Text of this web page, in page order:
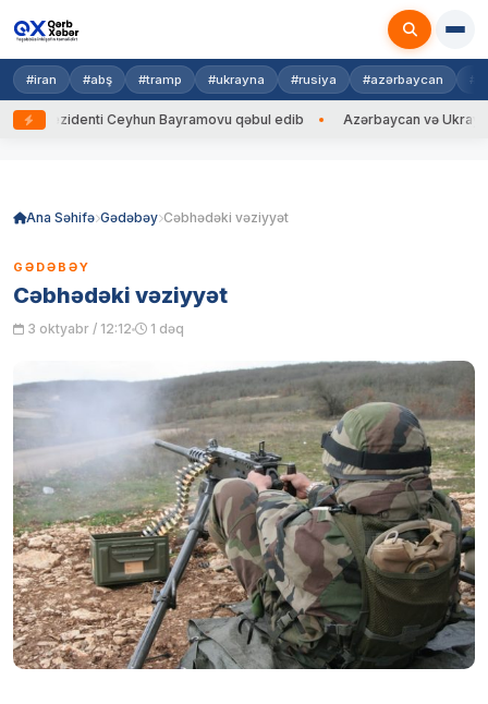
#iran #abş #tramp #ukrayna #rusiya #azərbaycan
Ceyhun Bayramovu qəbul edib Azərbaycan və Ukrayna XİN
Ana Səhifə Gədəbəy Cəbhədəki vəziyyət
GƏDƏBƏY
Cəbhədəki vəziyyət
3 oktyabr / 12:12 1 dəq